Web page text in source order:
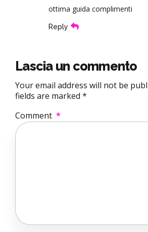
ottima guida complimenti
Reply
Lascia un commento
Your email address will not be
fields are marked *
Comment *